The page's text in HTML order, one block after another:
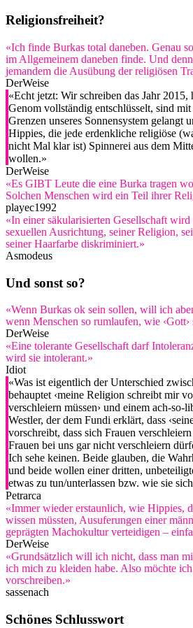
Religionsfreiheit?
«Ich finde Burkas total daneben. Genau
im Allgemeinem daneben finde. Und
jemandem die Ausübung der religiösen
DerWeise
«Echt jetzt: Wir schreiben das Jahr 2015,
Genom vollständig entschlüsselt, sind
Grenzen unseres Sonnensystem gelangt
Hippies, die jede erdenkliche religiöse
nicht Mal klar ist) Spinnerei aus dem
wollen.»
DerWeise
«Es GIBT Leute die eine Burka tragen
Solchen Menschen wird ein Teil ihrer
playec1992
«In einer säkularisierten Gesellschaft
sexuellen Ausrichtung, seiner Religion,
seiner Haarfarbe diskriminiert.»
Asmodeus
Und sonst so?
«Wenn Burkas ok sein sollen, will ich
wenn Menschen so rumlaufen, wie ‹Gott›
DerWeise
«Eine tolerante Gesellschaft darf
wird sie intolerant.»
Idiot
«Was ist eigentlich der Unterschied
behauptet ‹meine Religion schreibt mir
verschleiern müssen› und einem ach-so-
Westler, der dem Fundi erklärt, dass
vorschreibt, dass sich Frauen
Frauen bei uns gar nicht verschleiern
Ich sehe keinen. Beide glauben, die
und beide wollen einer dritten,
etwas zu tun/unterlassen bzw. wie sie
Petrarca
«Immer wieder erstaunlich, wie Hippies,
wissen müssten, Ausuferungen einer
geprägten Machokultur verteidigen –
DerWeise
«Grundsätzlich will ich nicht, dass man
ich mich zu kleiden habe. Also möchte
vorschreiben.»
sassenach
Schönes Schlusswort